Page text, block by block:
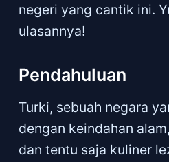
negeri yang cantik ini.
ulasannya!
Pendahuluan
Turki, sebuah negara
dengan keindahan
dan tentu saja kuliner